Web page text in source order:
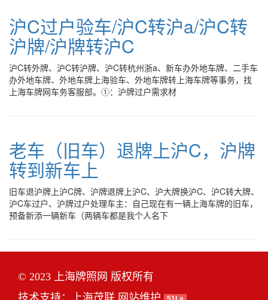
沪C过户验车/沪C转沪a/沪C转
沪牌/沪牌转沪C
沪C转外牌、沪C转沪牌、沪C转杭州浙a、新车办外地车牌、二手车
办外地车牌、外地车牌上海验车、外地车牌转上海车牌等事务，找
上海车牌网车务客服部。①：沪牌过户需求材
老车（旧车）退牌上沪C，沪牌
转到新车上
旧车退沪牌上沪C牌、沪牌退牌上沪C、沪大牌换沪C、沪C转大牌、
沪C车过户、沪牌过户处理车主：自己现在有一辆上海车牌的旧车，
预备新添一辆新车（两辆车都是我个人名下
© 2023 上海牌照网 版权所有
技术支持：
上海茂联 网站维护